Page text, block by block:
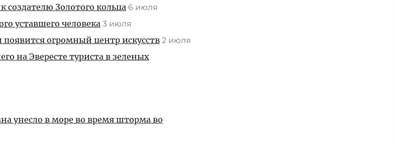
создателю Золотого кольца 6 июля
уставшего человека 3 июля
появится огромный центр искусств 2 июля
на Эвересте туриста в зеленых
унесло в море во время шторма во